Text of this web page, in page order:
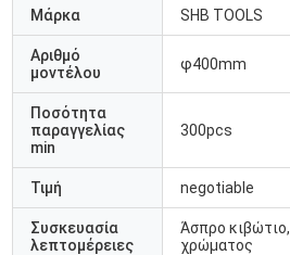
Μάρκα SHB TOOLS
Αριθμό
μοντέλου
φ400mm
Ποσότητα
παραγγελίας
min
300pcs
Τιμή negotiable
Συσκευασία
λεπτομέρειες
Άσπρο
χρώματος